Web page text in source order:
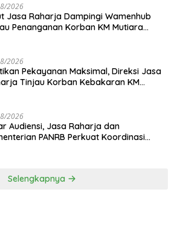
2026
Jasa Raharja Dampingi Wamenhub
Penanganan Korban KM Mutiara
2026
Pekayanan Maksimal, Direksi Jasa
Tinjau Korban Kebakaran KM
2026
Audiensi, Jasa Raharja dan
PANRB Perkuat Koordinasi
Selengkapnya